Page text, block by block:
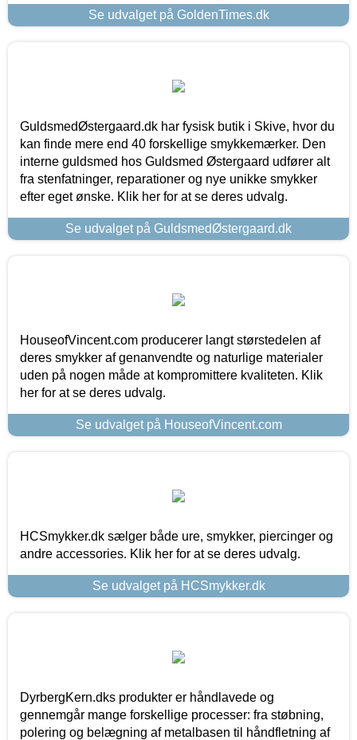
Se udvalget på GoldenTimes.dk
GuldsmedØstergaard.dk har fysisk butik i Skive, hvor du
kan finde mere end 40 forskellige smykkemærker. Den
interne guldsmed hos Guldsmed Østergaard udfører alt
fra stenfatninger, reparationer og nye unikke smykker
efter eget ønske. Klik her for at se deres udvalg.
Se udvalget på GuldsmedØstergaard.dk
HouseofVincent.com producerer langt størstedelen af
deres smykker af genanvendte og naturlige materialer
uden på nogen måde at kompromittere kvaliteten. Klik
her for at se deres udvalg.
Se udvalget på HouseofVincent.com
HCSmykker.dk sælger både ure, smykker, piercinger og
andre accessories. Klik her for at se deres udvalg.
Se udvalget på HCSmykker.dk
DyrbergKern.dks produkter er håndlavede og
gennemgår mange forskellige processer: fra støbning,
polering og belægning af metalbasen til håndfletning af